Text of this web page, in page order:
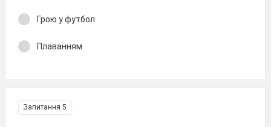
Грою у футбол
Плаванням
Запитання 5